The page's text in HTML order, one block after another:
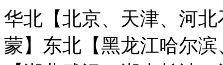
华北【北京、天津、河
蒙】 东北【黑龙江哈尔